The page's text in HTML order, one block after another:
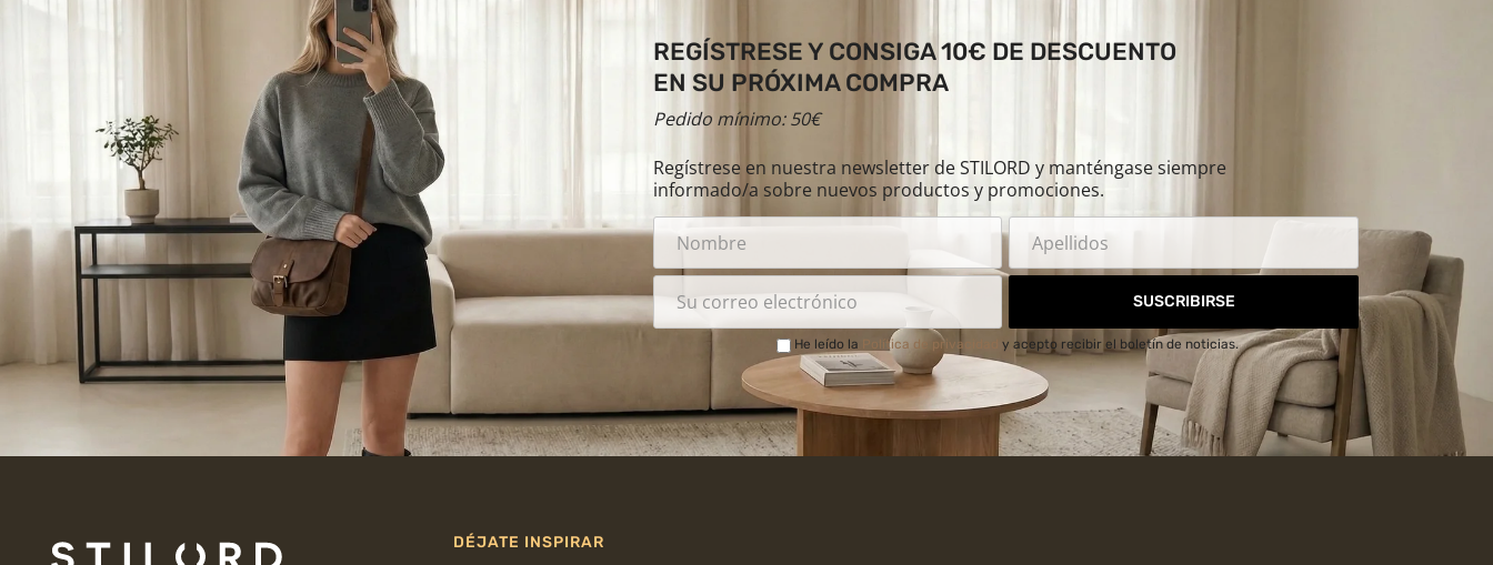
REGÍSTRESE Y CONSIGA 10€ DE DESCUENTO
EN SU PRÓXIMA COMPRA
Pedido mínimo: 50€
Regístrese en nuestra newsletter de STILORD y manténgase siempre
informado/a sobre nuevos productos y promociones.
SUSCRIBIRSE
He leído la Política de privacidad y acepto recibir el boletín de noticias.
DÉJATE INSPIRAR